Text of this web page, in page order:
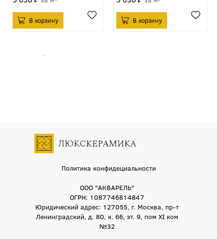
Политика конфидециальности
ООО "АКВАРЕЛЬ"
ОГРН: 1087746814847
Юридический адрес: 127055, г. Москва, пр-т
Ленинградский, д. 80, к. 66, эт. 9, пом XI ком
№32